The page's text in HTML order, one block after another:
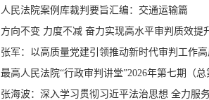
人民法院案例库裁判要旨汇编：交通运输篇